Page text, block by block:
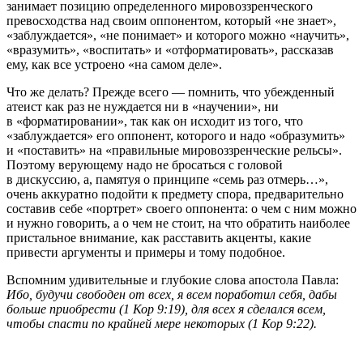
занимает позицию определенного мировоззренческого
превосходства над своим оппонентом, который «не знает»,
«заблуждается», «не понимает» и которого можно «научить»,
«вразумить», «воспитать» и «отформатировать», рассказав
ему, как все устроено «на самом деле».
Что же делать? Прежде всего — помнить, что убежденный
атеист как раз не нуждается ни в «научении», ни
в «форматировании», так как он исходит из того, что
«заблуждается» его оппонент, которого и надо «образумить»
и «поставить» на «правильные мировоззренческие рельсы».
Поэтому верующему надо не бросаться с головой
в дискуссию, а, памятуя о принципе «семь раз отмерь…»,
очень аккуратно подойти к предмету спора, предварительно
составив себе «портрет» своего оппонента: о чем с ним можно
и нужно говорить, а о чем не стоит, на что обратить наиболее
пристальное внимание, как расставить акценты, какие
привести аргументы и примеры и тому подобное.
Вспомним удивительные и глубокие слова апостола Павла:
Ибо, будучи свободен от всех, я всем поработил себя, дабы
больше приобрести (1 Кор 9:19), для всех я сделался всем,
чтобы спасти по крайней мере некоторых (1 Кор 9:22).